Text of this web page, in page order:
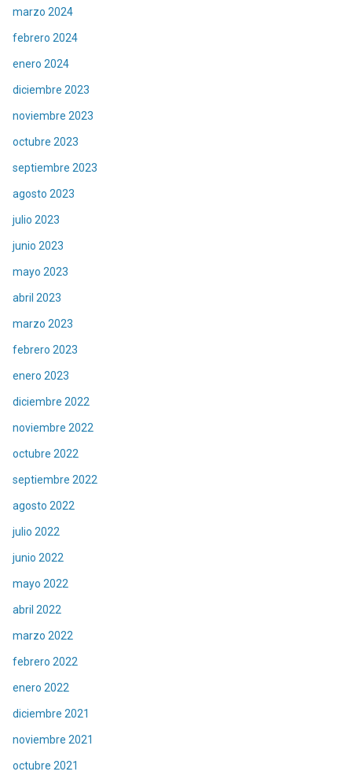
marzo 2024
febrero 2024
enero 2024
diciembre 2023
noviembre 2023
octubre 2023
septiembre 2023
agosto 2023
julio 2023
junio 2023
mayo 2023
abril 2023
marzo 2023
febrero 2023
enero 2023
diciembre 2022
noviembre 2022
octubre 2022
septiembre 2022
agosto 2022
julio 2022
junio 2022
mayo 2022
abril 2022
marzo 2022
febrero 2022
enero 2022
diciembre 2021
noviembre 2021
octubre 2021